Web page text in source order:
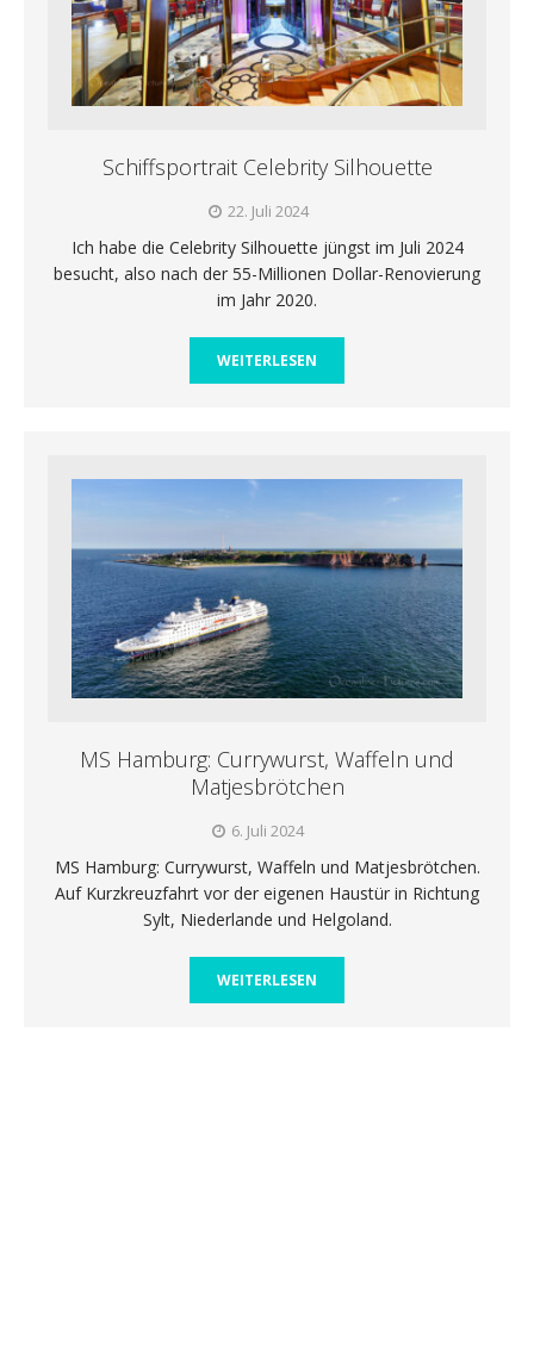
Schiffsportrait Celebrity Silhouette
22. Juli 2024
Ich habe die Celebrity Silhouette jüngst im Juli 2024
besucht, also nach der 55-Millionen Dollar-Renovierung
im Jahr 2020.
WEITERLESEN
MS Hamburg: Currywurst, Waffeln und
Matjesbrötchen
6. Juli 2024
MS Hamburg: Currywurst, Waffeln und Matjesbrötchen.
Auf Kurzkreuzfahrt vor der eigenen Haustür in Richtung
Sylt, Niederlande und Helgoland.
WEITERLESEN